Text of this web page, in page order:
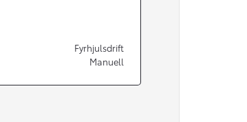
Från 350 900 kr
Från 3 450 kr/mån
Fyrhjulsdrift
Manuell